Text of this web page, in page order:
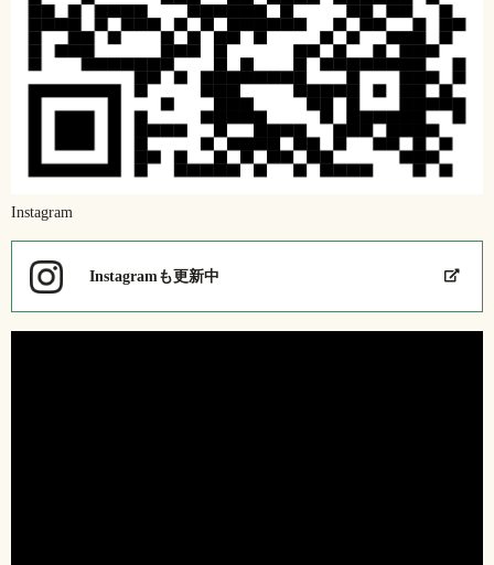
Instagram
Instagramも更新中